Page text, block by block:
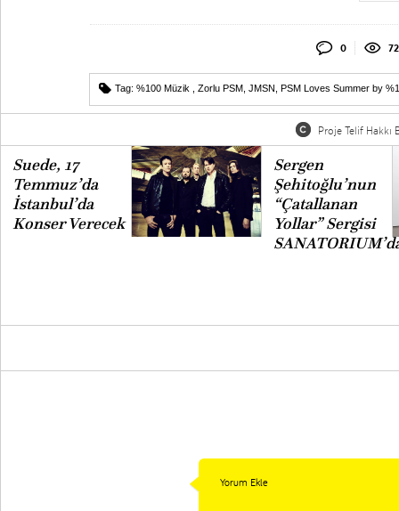
0
Tag: %100 Müzik Zorlu PSM JMSN PSM Loves Summer by
Proje Telif Hakkı
Suede, 17
Temmuz’da
İstanbul’da
Konser Verecek
Sergen
Şehitoğlu’nun
“Çatallanan
Yollar” Sergisi